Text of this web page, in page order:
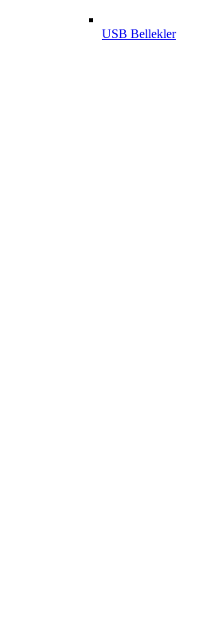
USB Bellekler